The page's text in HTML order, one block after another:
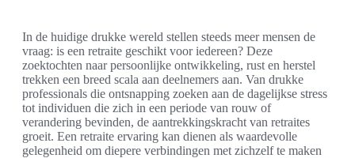
In de huidige drukke wereld stellen steeds meer mensen de
vraag: is een retraite geschikt voor iedereen? Deze
zoektochten naar persoonlijke ontwikkeling, rust en herstel
trekken een breed scala aan deelnemers aan. Van drukke
professionals die ontsnapping zoeken aan de dagelijkse stress
tot individuen die zich in een periode van rouw of
verandering bevinden, de aantrekkingskracht van retraites
groeit. Een retraite ervaring kan dienen als waardevolle
gelegenheid om diepere verbindingen met zichzelf te maken